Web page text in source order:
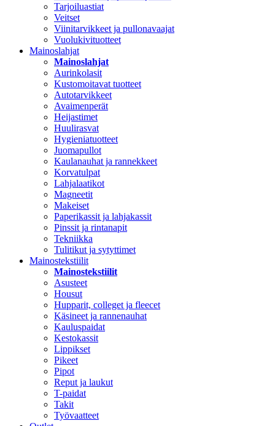
Tarjoiluastiat
Veitset
Viinitarvikkeet ja pullonavaajat
Vuolukivituotteet
Mainoslahjat
Mainoslahjat
Aurinkolasit
Kustomoitavat tuotteet
Autotarvikkeet
Avaimenperät
Heijastimet
Huulirasvat
Hygieniatuotteet
Juomapullot
Kaulanauhat ja rannekkeet
Korvatulpat
Lahjalaatikot
Magneetit
Makeiset
Paperikassit ja lahjakassit
Pinssit ja rintanapit
Tekniikka
Tulitikut ja sytyttimet
Mainostekstiilit
Mainostekstiilit
Asusteet
Housut
Hupparit, colleget ja fleecet
Käsineet ja rannenauhat
Kauluspaidat
Kestokassit
Lippikset
Pikeet
Pipot
Reput ja laukut
T-paidat
Takit
Työvaatteet